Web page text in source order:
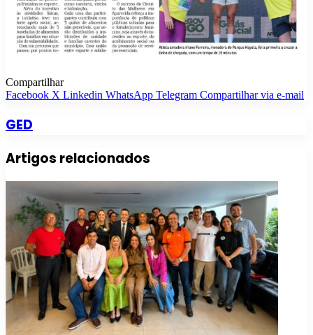
Compartilhar
Facebook X Linkedin WhatsApp Telegram Compartilhar via e-mail
GED
Artigos relacionados